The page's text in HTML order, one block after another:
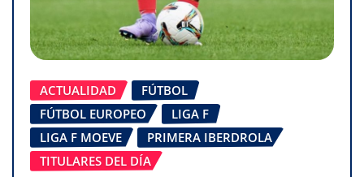
ACTUALIDAD
FÚTBOL
FÚTBOL EUROPEO
LIGA F
LIGA F MOEVE
PRIMERA IBERDROLA
TITULARES DEL DÍA